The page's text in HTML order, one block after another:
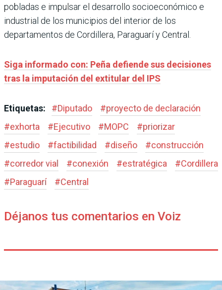
pobladas e impulsar el desarrollo socioeconómico e
industrial de los municipios del interior de los
departamentos de Cordillera, Paraguarí y Central.
Siga informado con: Peña defiende sus decisiones
tras la imputación del extitular del IPS
Etiquetas: #Diputado #proyecto de declaración
#exhorta #Ejecutivo #MOPC #priorizar
#estudio #factibilidad #diseño #construcción
#corredor vial #conexión #estratégica #Cordillera
#Paraguarí #Central
Déjanos tus comentarios en Voiz